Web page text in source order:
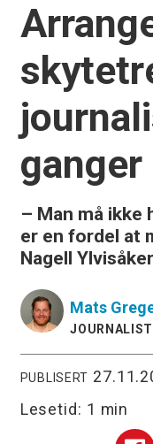
ganger
– Man må ikke
er en fordel at
Nagell
Mats
JOURNALIST
PUBLISERT
Lesetid: 1 min